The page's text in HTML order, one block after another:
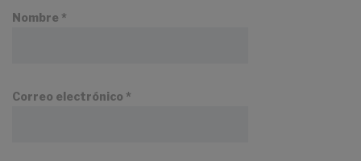
Nombre *
Correo electrónico *